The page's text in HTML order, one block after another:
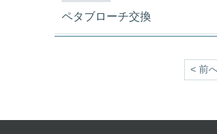
ペタブローチ交換
< 前